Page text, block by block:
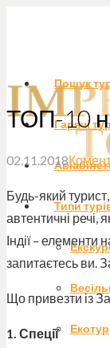
Пошук
Гарячі
Типи
ТОП-10
02.11.2018
Будь-який
автентичні речі,
Індії – елементи
запитаєтесь ви.
Що привезти із
1. Спеції